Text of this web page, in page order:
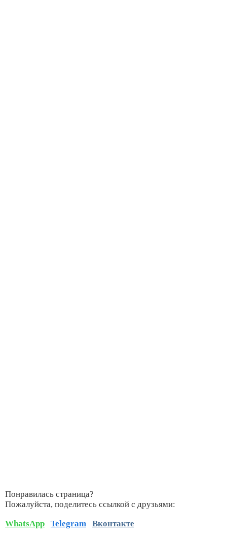
Понравилась страница?
Пожалуйста, поделитесь ссылкой с друзьями:
WhatsApp
Telegram Вконтакте